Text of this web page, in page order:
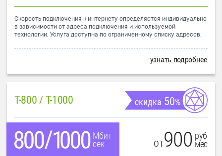
Скорость подключения к интернету определяется индивидуально
в зависимости от адреса подключения и используемой
технологии. Услуга доступна по ограниченному списку адресов.
узнать подробнее
T-800 / T-1000 скидка 50%
Мбит
сек
от900 руб
мес